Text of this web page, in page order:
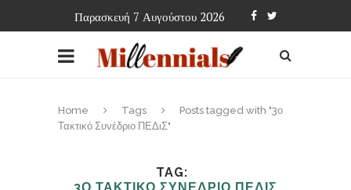
Παρασκευή 7 Αυγούστου 2026
Home Tags
Posts tagged with "3ο
Τακτικό Συνέδριο ΠΕΔιΣ"
TAG